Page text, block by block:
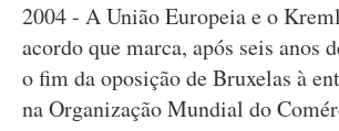
2004 - A União Europeia e o
acordo que marca, após seis anos
o fim da oposição de Bruxelas à
na Organização Mundial do